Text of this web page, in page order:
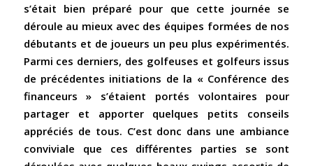
s’était bien préparé pour que cette journée se
déroule au mieux avec des équipes formées de nos
débutants et de joueurs un peu plus expérimentés.
Parmi ces derniers, des golfeuses et golfeurs issus
de précédentes initiations de la « Conférence des
financeurs » s’étaient portés volontaires pour
partager et apporter quelques petits conseils
appréciés de tous. C’est donc dans une ambiance
conviviale que ces différentes parties se sont